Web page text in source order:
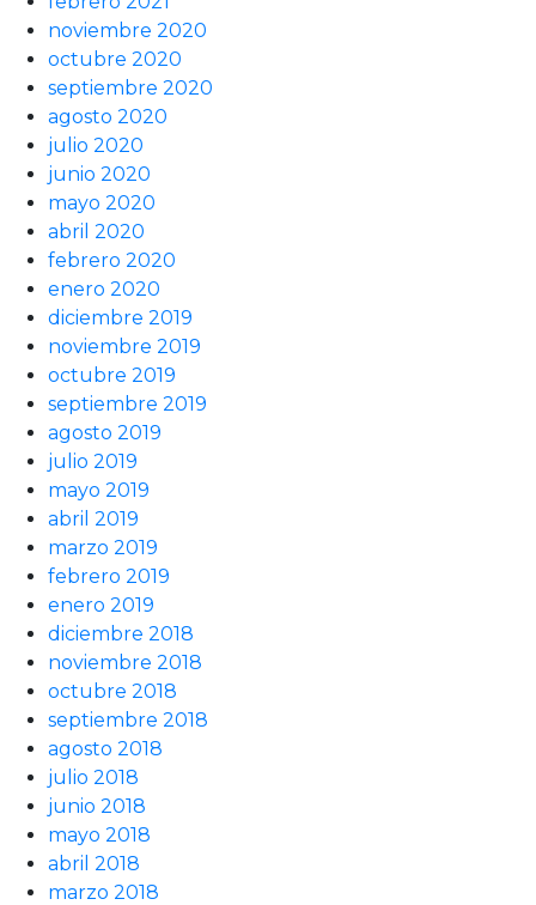
noviembre 2020
octubre 2020
septiembre 2020
agosto 2020
julio 2020
junio 2020
mayo 2020
abril 2020
febrero 2020
enero 2020
diciembre 2019
noviembre 2019
octubre 2019
septiembre 2019
agosto 2019
julio 2019
mayo 2019
abril 2019
marzo 2019
febrero 2019
enero 2019
diciembre 2018
noviembre 2018
octubre 2018
septiembre 2018
agosto 2018
julio 2018
junio 2018
mayo 2018
abril 2018
marzo 2018